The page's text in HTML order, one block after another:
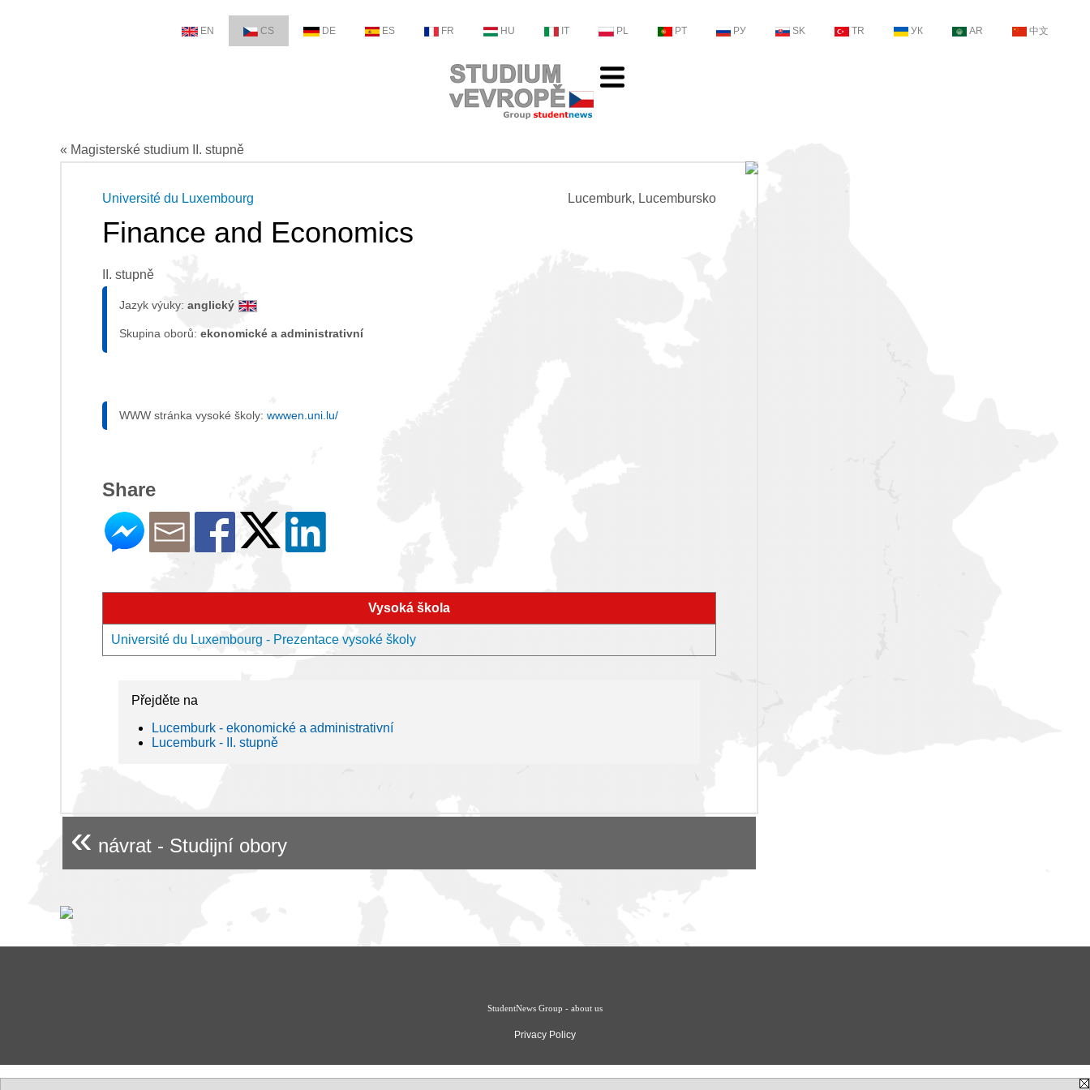
EN CS DE ES FR HU IT PL PT РУ SK TR УК AR 中文
« Magisterské studium II. stupně
Lucemburk, Lucembursko
Université du Luxembourg
Finance and Economics
II. stupně
Jazyk výuky: anglický
Skupina oborů: ekonomické a administrativní
WWW stránka vysoké školy: wwwen.uni.lu/
Share
Vysoká škola
Université du Luxembourg - Prezentace vysoké školy
Přejděte na
Lucemburk - ekonomické a administrativní
Lucemburk - II. stupně
« návrat - Studijní obory
StudentNews Group - about us
Privacy Policy